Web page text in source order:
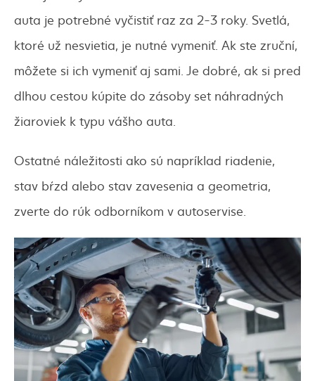
auta je potrebné vyčistiť raz za 2-3 roky. Svetlá,
ktoré už nesvietia, je nutné vymeniť. Ak ste zruční,
môžete si ich vymeniť aj sami. Je dobré, ak si pred
dlhou cestou kúpite do zásoby set náhradných
žiaroviek k typu vášho auta.
Ostatné náležitosti ako sú napríklad riadenie,
stav bŕzd alebo stav zavesenia a geometria,
zverte do rúk odborníkom v autoservise.